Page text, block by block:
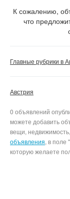
К сожалению,
что
Главные рубрики в
Австрия
0 объявлений
можете добавить
вещи,
объявления, в поле
которую желаете